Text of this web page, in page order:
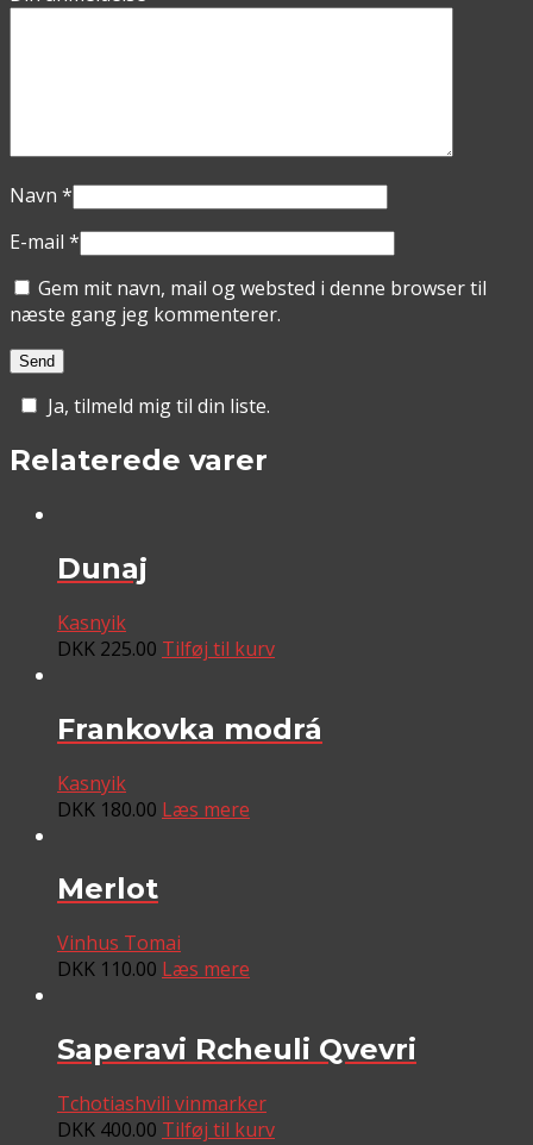
Navn *
E-mail *
Gem mit navn, mail og websted i denne browser til
næste gang jeg kommenterer.
Ja, tilmeld mig til din liste.
Relaterede varer
Dunaj
Kasnyik
DKK 225.00 Tilføj til kurv
Frankovka modrá
Kasnyik
DKK 180.00 Læs mere
Merlot
Vinhus Tomai
DKK 110.00 Læs mere
Saperavi Rcheuli Qvevri
Tchotiashvili vinmarker
DKK 400.00 Tilføj til kurv